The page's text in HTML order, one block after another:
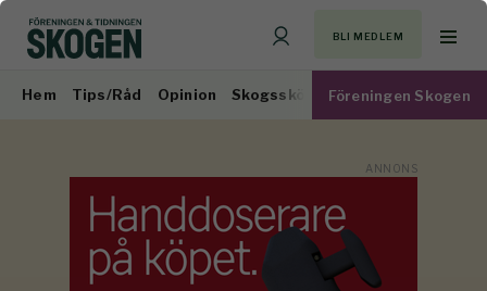
BLI MEDLEM
Hem Tips/Råd Opinion Skogsskötsel Virkesmarknad
Föreningen Skogen